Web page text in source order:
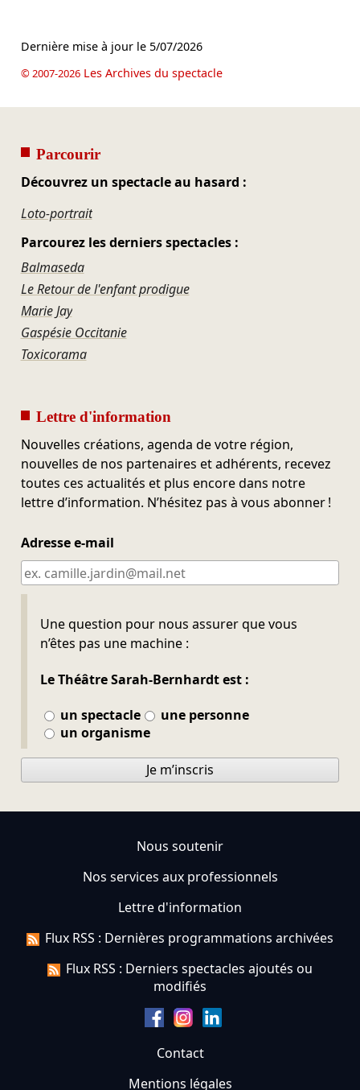
Dernière mise à jour le 5/07/2026
© 2007-2026Les Archives du spectacle
Parcourir
Découvrez un spectacle au hasard :
Loto-portrait
Parcourez les derniers spectacles :
Balmaseda
Le Retour de l'enfant prodigue
Marie Jay
Gaspésie Occitanie
Toxicorama
Lettre d'information
Nouvelles créations, agenda de votre région,
nouvelles de nos partenaires et adhérents, recevez
toutes ces actualités et plus encore dans notre
lettre d’information. N’hésitez pas à vous abonner !
Adresse e-mail
Une question pour nous assurer que vous
n’êtes pas une machine :
Le Théâtre Sarah-Bernhardt est :
un spectacle
une personne
un organisme
Ne pas remplir
Je m’inscris
Nous soutenir
Nos services aux professionnels
Lettre d'information
Flux RSS : Dernières programmations archivées
Flux RSS : Derniers spectacles ajoutés ou
modifiés
Contact
Mentions légales